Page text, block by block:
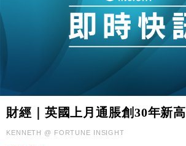
財經｜英國上月通脹創30年新高
KENNETH @ FORTUNE INSIGHT